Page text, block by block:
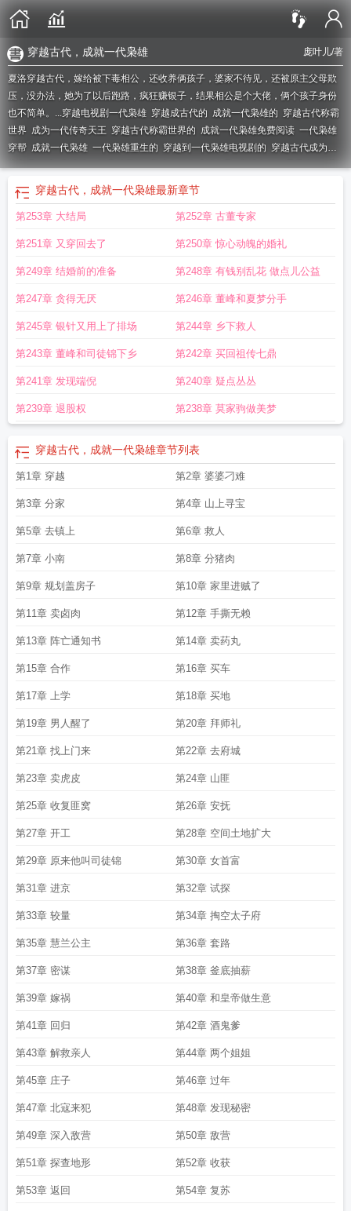
庞叶儿/著
穿越古代，成就一代枭雄
夏洛穿越古代，嫁给被下毒相公，还收养俩孩子，婆家不待见，还被原主父母欺
压，没办法，她为了以后跑路，疯狂赚银子，结果相公是个大佬，俩个孩子身份
也不简单。...穿越电视剧一代枭雄 穿越成古代的 成就一代枭雄的 穿越古代称霸
世界 成为一代传奇天王 穿越古代称霸世界的 成就一代枭雄免费阅读 一代枭雄
穿帮 成就一代枭雄 一代枭雄重生的 穿越到一代枭雄电视剧的 穿越古代成为霸
主免费阅读穿越从一代枭雄开始穿越古代之成就自己穿越古代称霸天下的穿
越到古代称霸世界的穿越一代枭雄 穿越回古代当枭雄
到一代枭雄的
代枭雄的漫画穿越之一代枭雄 穿越到一代枭雄世界穿越一代枭雄电视剧的
下的
主角穿越电视剧一代枭雄 穿越到一代枭雄世界的
穿越古代，成就一代枭雄最新章节
第253章 大结局 第252章 古董专家
第251章 又穿回去了 第250章 惊心动魄的婚礼
第249章 结婚前的准备 第248章 有钱别乱花 做点儿公益
第247章 贪得无厌 第246章 董峰和夏梦分手
第245章 银针又用上了排场 第244章 乡下救人
第243章 董峰和司徒锦下乡 第242章 买回祖传七鼎
第241章 发现端倪 第240章 疑点丛丛
第239章 退股权 第238章 莫家驹做美梦
穿越古代，成就一代枭雄章节列表
第1章 穿越 第2章 婆婆刁难
第3章 分家 第4章 山上寻宝
第5章 去镇上 第6章 救人
第7章 小南 第8章 分猪肉
第9章 规划盖房子 第10章 家里进贼了
第11章 卖卤肉 第12章 手撕无赖
第13章 阵亡通知书 第14章 卖药丸
第15章 合作 第16章 买车
第17章 上学 第18章 买地
第19章 男人醒了 第20章 拜师礼
第21章 找上门来 第22章 去府城
第23章 卖虎皮 第24章 山匪
第25章 收复匪窝 第26章 安抚
第27章 开工 第28章 空间土地扩大
第29章 原来他叫司徒锦 第30章 女首富
第31章 进京 第32章 试探
第33章 较量 第34章 掏空太子府
第35章 慧兰公主 第36章 套路
第37章 密谋 第38章 釜底抽薪
第39章 嫁祸 第40章 和皇帝做生意
第41章 回归 第42章 酒鬼爹
第43章 解救亲人 第44章 两个姐姐
第45章 庄子 第46章 过年
第47章 北寇来犯 第48章 发现秘密
第49章 深入敌营 第50章 敌营
第51章 探查地形 第52章 收获
第53章 返回 第54章 复苏